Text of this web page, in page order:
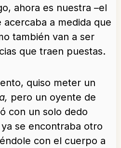
ahora es nuestra –el
acercaba a medida que
también van a ser
que traen puestas.
quiso meter un
pero un oyente de
con un solo dedo
se encontraba otro
con el cuerpo a